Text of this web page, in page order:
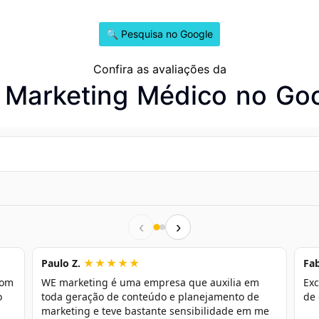
🔍 Pesquisa no Google
Confira as avaliações da
Marketing Médico no